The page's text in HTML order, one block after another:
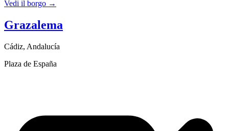
Vedi il borgo →
Grazalema
Cádiz, Andalucía
Plaza de España